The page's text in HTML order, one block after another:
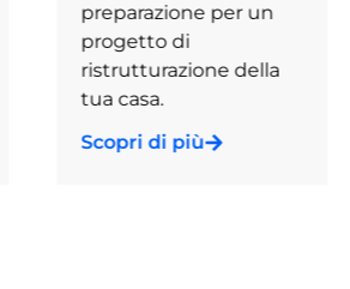
di consulenza per la
certificazione
energetica di edifici ed
immobili.
Scopri di più